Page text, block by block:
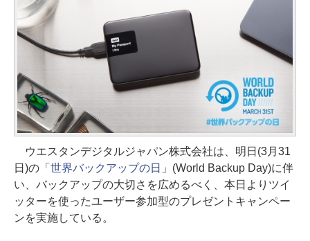
ウエスタンデジタルジャパン株式会社は、明日(3月31
日)の「 世界バックアップの日 」(World Backup Day)に伴
い、バックアップの大切さを広めるべく、本日よりツイ
ッターを使ったユーザー参加型のプレゼントキャンペー
ンを実施している。